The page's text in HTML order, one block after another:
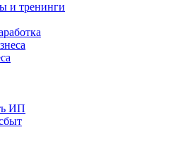
и тренинги
ИП